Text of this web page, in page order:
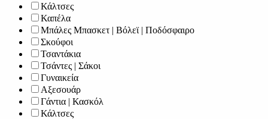
Κάλτσες
Καπέλα
Μπάλες Μπασκετ | Βόλεϊ | Ποδόσφαιρο
Σκούφοι
Τσαντάκια
Τσάντες | Σάκοι
Γυναικεία
Αξεσουάρ
Γάντια | Κασκόλ
Κάλτσες